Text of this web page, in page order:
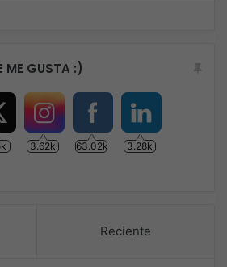
ME GUSTA :)
3.62k 63.02k 3.28k
Reciente